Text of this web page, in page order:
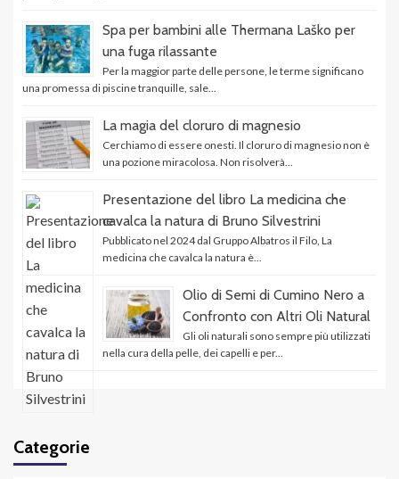
Spa per bambini alle Thermana Laško per
una fuga rilassante
Per la maggior parte delle persone, le terme significano
una promessa di piscine tranquille, sale...
La magia del cloruro di magnesio
Cerchiamo di essere onesti. Il cloruro di magnesio non è
una pozione miracolosa. Non risolverà...
Presentazione del libro La medicina che
cavalca la natura di Bruno Silvestrini
Pubblicato nel 2024 dal Gruppo Albatros il Filo, La
medicina che cavalca la natura è...
Olio di Semi di Cumino Nero a
Confronto con Altri Oli Natural
Gli oli naturali sono sempre più utilizzati
nella cura della pelle, dei capelli e per...
Categorie